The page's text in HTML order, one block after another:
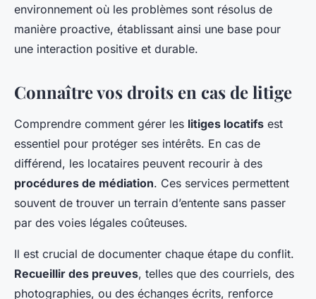
environnement où les problèmes sont résolus de
manière proactive, établissant ainsi une base pour
une interaction positive et durable.
Connaître vos droits en cas de litige
Comprendre comment gérer les litiges locatifs est
essentiel pour protéger ses intérêts. En cas de
différend, les locataires peuvent recourir à des
procédures de médiation. Ces services permettent
souvent de trouver un terrain d’entente sans passer
par des voies légales coûteuses.
Il est crucial de documenter chaque étape du conflit.
Recueillir des preuves, telles que des courriels, des
photographies, ou des échanges écrits, renforce